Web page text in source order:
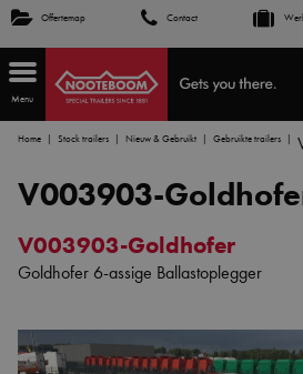
Offertemap Contact
Menu
Home Stock trailers Nieuw & Gebruikt Gebruikte trailers
V003903-
V003903-Goldhofer
Goldhofer 6-assige Ballastoplegger